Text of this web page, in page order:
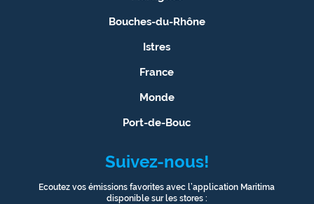
Bouches-du-Rhône
Istres
France
Monde
Port-de-Bouc
Suivez-nous!
Ecoutez vos émissions favorites avec l’application Maritima
disponible sur les stores :